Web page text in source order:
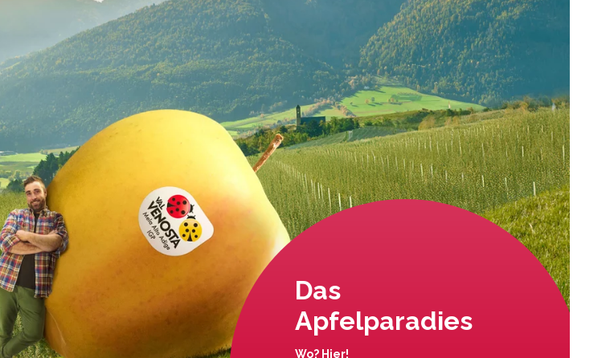
Das
Apfelparadies
Wo? Hier!